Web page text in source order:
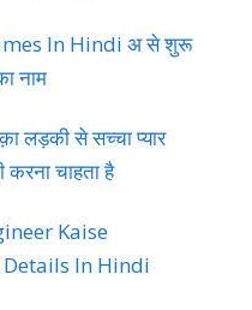
In Hindi अ से शुरू
नाम
लड़की से सच्चा प्यार
चाहता है
Kaise
Details In Hindi